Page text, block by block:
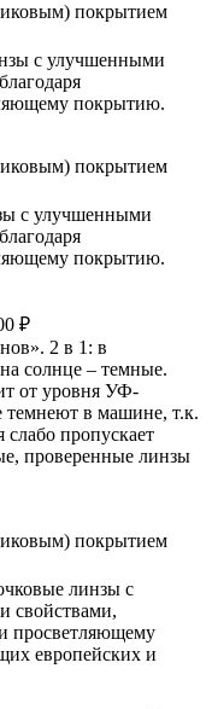
покрытием
с улучшенными
покрытию.
покрытием
с улучшенными
покрытию.
₽
2 в 1: в
солнце – темные.
от уровня УФ-
темнеют в машине, т.к.
слабо пропускает
проверенные линзы
покрытием
линзы с
свойствами,
просветляющему
европейских и